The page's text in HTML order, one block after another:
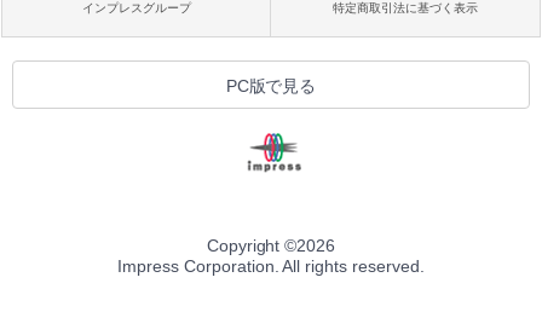
インプレスグループ 特定商取引法に基づく表示
PC版で見る
Copyright ©2026
Impress Corporation. All rights reserved.